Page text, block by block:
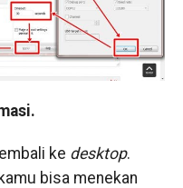
ke desktop.
bisa menekan